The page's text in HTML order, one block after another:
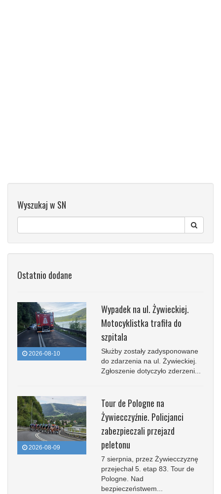
Wyszukaj w SN
Ostatnio dodane
2026-08-10
Wypadek na ul. Żywieckiej.
Motocyklistka trafiła do
szpitala
Służby zostały zadysponowane
do zdarzenia na ul. Żywieckiej.
Zgłoszenie dotyczyło zderzeni...
2026-08-09
Tour de Pologne na
Żywiecczyźnie. Policjanci
zabezpieczali przejazd
peletonu
7 sierpnia, przez Żywiecczyznę
przejechał 5. etap 83. Tour de
Pologne. Nad
bezpieczeństwem...